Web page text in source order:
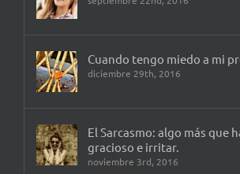
Cuando tengo miedo a mi
diciembre 29th, 2016
El Sarcasmo: algo más que
gracioso e irritar.
noviembre 3rd, 2016